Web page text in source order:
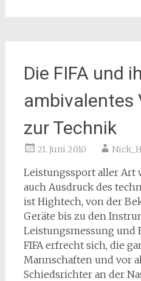
Die FIFA und
ambivalentes
zur Technik
21. Juni 2010
Leistungssport aller Art
auch Ausdruck des
ist Hightech, von der
Geräte bis zu den
Leistungsmessung und
FIFA erfrecht sich, die
Mannschaften und vor
Schiedsrichter an der